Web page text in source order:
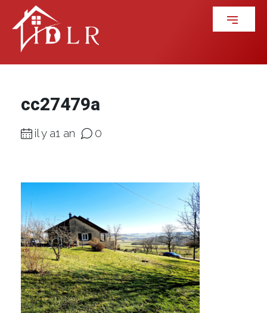
cc27479a
il y a1 an 0